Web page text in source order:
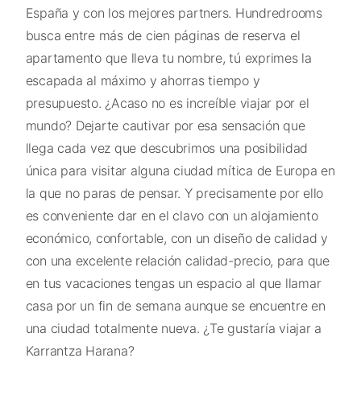
España y con los mejores partners. Hundredrooms
busca entre más de cien páginas de reserva el
apartamento que lleva tu nombre, tú exprimes la
escapada al máximo y ahorras tiempo y
presupuesto. ¿Acaso no es increíble viajar por el
mundo? Dejarte cautivar por esa sensación que
llega cada vez que descubrimos una posibilidad
única para visitar alguna ciudad mítica de Europa en
la que no paras de pensar. Y precisamente por ello
es conveniente dar en el clavo con un alojamiento
económico, confortable, con un diseño de calidad y
con una excelente relación calidad-precio, para que
en tus vacaciones tengas un espacio al que llamar
casa por un fin de semana aunque se encuentre en
una ciudad totalmente nueva. ¿Te gustaría viajar a
Karrantza Harana?